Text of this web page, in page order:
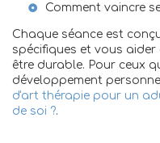
Comment vaincre
Chaque séance est
spécifiques et vous
être durable. Pour ceux
développement
d'art thérapie pour un
de soi ?.